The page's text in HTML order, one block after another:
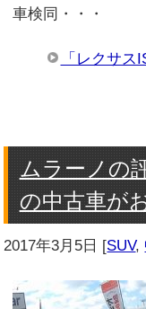
車検同・・・
「レクサ
ムラーノの
の中古車が
2017年3月5日 [SUV,